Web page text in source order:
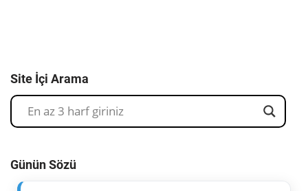
Site İçi Arama
Günün Sözü